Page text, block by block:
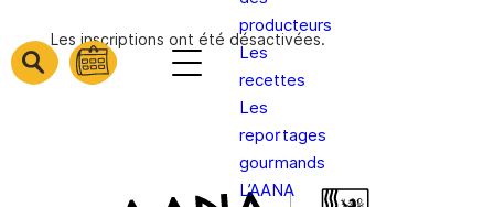
barre
barre
producteurs
Les
recettes
Les
reportages
gourmands
L’AANA
Les inscriptions ont été désactivées.